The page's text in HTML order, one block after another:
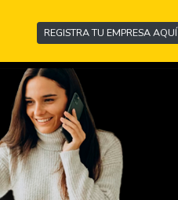
REGISTRA TU EMPRESA AQUÍ